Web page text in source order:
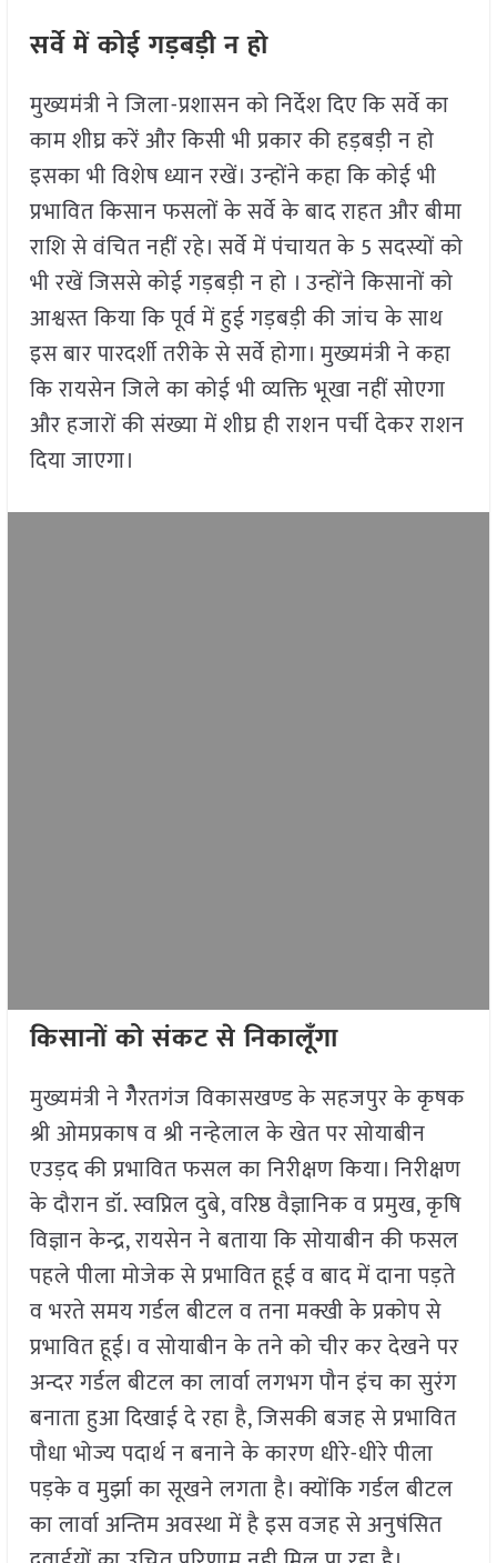
सर्वे में कोई गड़बड़ी न हो
मुख्यमंत्री ने जिला-प्रशासन को निर्देश दिए कि सर्वे का
काम शीघ्र करें और किसी भी प्रकार की हड़बड़ी न हो
इसका भी विशेष ध्यान रखें। उन्होंने कहा कि कोई भी
प्रभावित किसान फसलों के सर्वे के बाद राहत और बीमा
राशि से वंचित नहीं रहे। सर्वे में पंचायत के 5 सदस्यों को
भी रखें जिससे कोई गड़बड़ी न हो । उन्होंने किसानों को
आश्वस्त किया कि पूर्व में हुई गड़बड़ी की जांच के साथ
इस बार पारदर्शी तरीके से सर्वे होगा। मुख्यमंत्री ने कहा
कि रायसेन जिले का कोई भी व्यक्ति भूखा नहीं सोएगा
और हजारों की संख्या में शीघ्र ही राशन पर्ची देकर राशन
दिया जाएगा।
किसानों को संकट से निकालूँगा
मुख्यमंत्री ने गेैरतगंज विकासखण्ड के सहजपुर के कृषक
श्री ओमप्रकाष व श्री नन्हेलाल के खेत पर सोयाबीन
एउड़द की प्रभावित फसल का निरीक्षण किया। निरीक्षण
के दौरान डॉ. स्वप्निल दुबे, वरिष्ठ वैज्ञानिक व प्रमुख, कृषि
विज्ञान केन्द्र, रायसेन ने बताया कि सोयाबीन की फसल
पहले पीला मोजेक से प्रभावित हूई व बाद में दाना पड़ते
व भरते समय गर्डल बीटल व तना मक्खी के प्रकोप से
प्रभावित हूई। व सोयाबीन के तने को चीर कर देखने पर
अन्दर गर्डल बीटल का लार्वा लगभग पौन इंच का सुरंग
बनाता हुआ दिखाई दे रहा है, जिसकी बजह से प्रभावित
पौधा भोज्य पदार्थ न बनाने के कारण धीरे-धीरे पीला
पड़के व मुर्झा का सूखने लगता है। क्योंकि गर्डल बीटल
का लार्वा अन्तिम अवस्था में है इस वजह से अनुषंसित